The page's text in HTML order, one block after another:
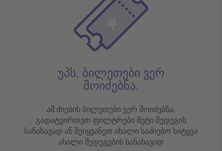
უპს, ბილეთები ვერ
მოიძებნა.
ამ ძიების ბილეთები ვერ მოიძებნა.
გადატვირთეთ ფილტრები მეტი შედეგის
სანახავად ან შეიყვანეთ ახალი საძიებო სიტყვა
ახალი შედეგების სანახავად